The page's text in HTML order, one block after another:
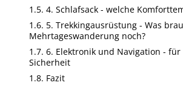
4. Schlafsack - welche
5. Trekkingausrüstung - Was
Mehrtageswanderung noch?
6. Elektronik und Navigation -
Sicherheit
Fazit